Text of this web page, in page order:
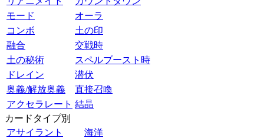
モード
オーラ
コンボ
土の印
融合
交戦時
土の秘術
スペルブースト時
ドレイン
潜伏
奥義/解放奥義
直接召喚
アクセラレート 結晶
カードタイプ別
アサイラント
海洋